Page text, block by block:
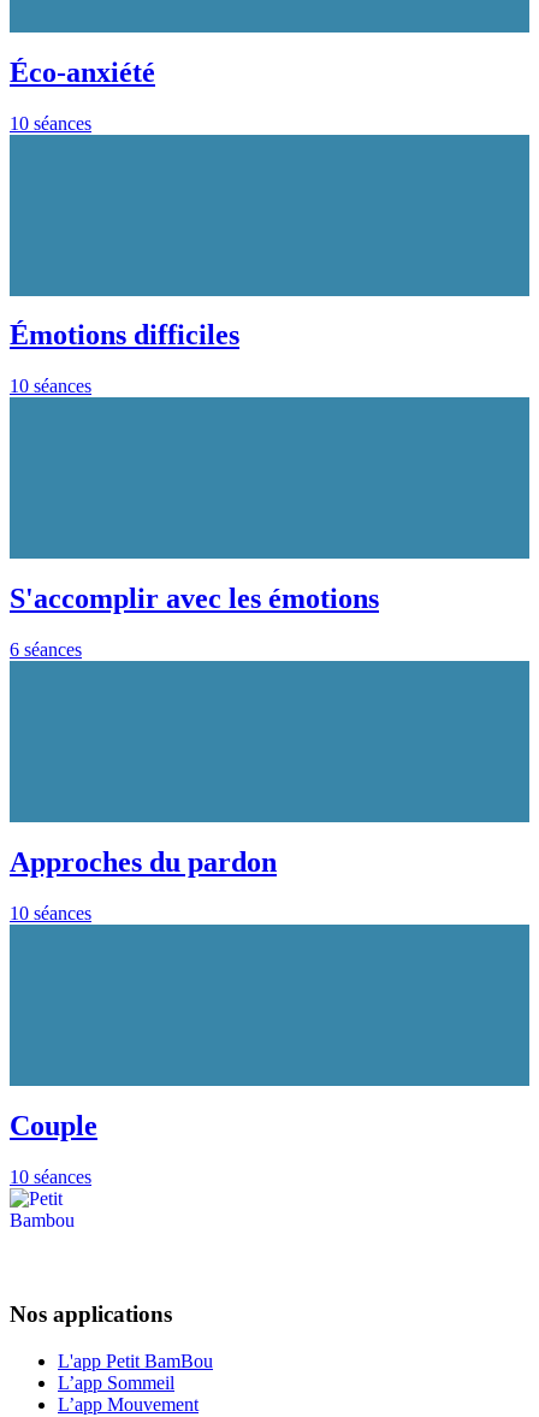
Éco-anxiété
10 séances
Émotions difficiles
10 séances
S'accomplir avec les émotions
6 séances
Approches du pardon
10 séances
Couple
10 séances
Nos applications
L'app Petit BamBou
L’app Sommeil
L’app Mouvement